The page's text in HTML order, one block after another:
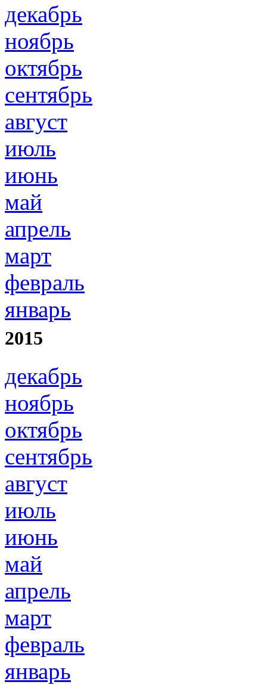
декабрь
ноябрь
октябрь
сентябрь
август
июль
июнь
май
апрель
март
февраль
январь
2015
декабрь
ноябрь
октябрь
сентябрь
август
июль
июнь
май
апрель
март
февраль
январь